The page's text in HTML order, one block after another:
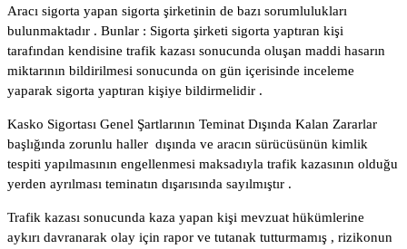
Aracı sigorta yapan sigorta şirketinin de bazı sorumlulukları
bulunmaktadır . Bunlar : Sigorta şirketi sigorta yaptıran kişi
tarafından kendisine trafik kazası sonucunda oluşan maddi hasarın
miktarının bildirilmesi sonucunda on gün içerisinde inceleme
yaparak sigorta yaptıran kişiye bildirmelidir .
Kasko Sigortası Genel Şartlarının Teminat Dışında Kalan Zararlar
başlığında zorunlu haller dışında ve aracın sürücüsünün kimlik
tespiti yapılmasının engellenmesi maksadıyla trafik kazasının olduğu
yerden ayrılması teminatın dışarısında sayılmıştır .
Trafik kazası sonucunda kaza yapan kişi mevzuat hükümlerine
aykırı davranarak olay için rapor ve tutanak tutturmamış , rizikonun